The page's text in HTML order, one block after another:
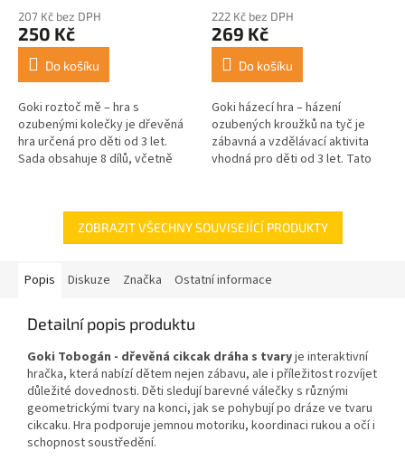
207 Kč bez DPH
250 Kč
Do košíku
Goki roztoč mě – hra s
ozubenými kolečky je dřevěná
hra určená pro děti od 3 let.
Sada obsahuje 8 dílů, včetně
222 Kč bez DPH
269 Kč
Do košíku
Goki házecí hra – házení
ozubených kroužků na tyč je
zábavná a vzdělávací aktivita
vhodná pro děti od 3 let. Tato
soustředění. Díky...
ZOBRAZIT VŠECHNY SOUVISEJÍCÍ PRODUKTY
Popis Diskuze Značka Ostatní informace
Detailní popis produktu
Goki Tobogán - dřevěná cikcak dráha s tvaryje interaktivní
hračka, která nabízí dětem nejen zábavu, ale i příležitost rozvíjet
důležité dovednosti. Děti sledují barevné válečky s různými
geometrickými tvary na konci, jak se pohybují po dráze ve tvaru
cikcaku. Hra podporuje jemnou motoriku, koordinaci rukou a očí i
schopnost soustředění.